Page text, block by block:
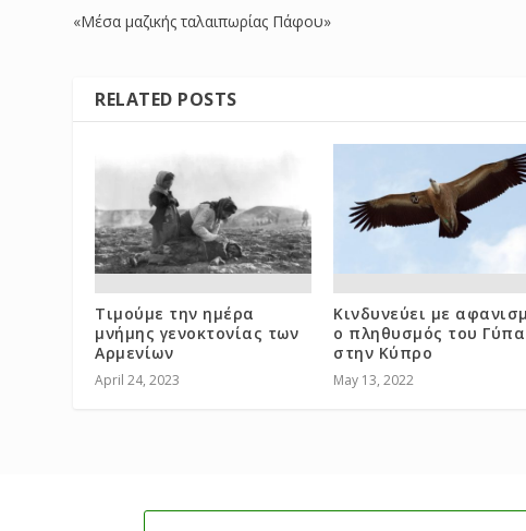
«Μέσα μαζικής ταλαιπωρίας Πάφου»
RELATED POSTS
Τιμούμε την ημέρα
μνήμης γενοκτονίας των
Αρμενίων
April 24, 2023
Κινδυνεύει με
ο πληθυσμός του Γύπα
στην Κύπρο
May 13, 2022